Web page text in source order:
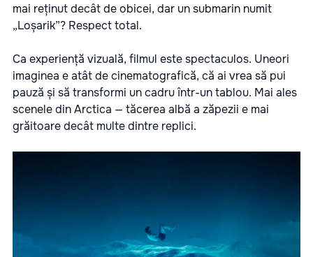
mai reținut decât de obicei, dar un submarin numit
„Loșarik”? Respect total.
Ca experiență vizuală, filmul este spectaculos. Uneori
imaginea e atât de cinematografică, că ai vrea să pui
pauză și să transformi un cadru într-un tablou. Mai ales
scenele din Arctica — tăcerea albă a zăpezii e mai
grăitoare decât multe dintre replici.